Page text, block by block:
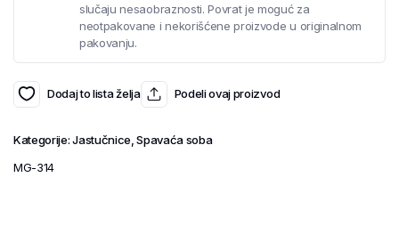
slučaju nesaobraznosti. Povrat je moguć za
neotpakovane i nekorišćene proizvode u originalnom
pakovanju.
Dodaj to lista želja Podeli ovaj proizvod
Kategorije:Jastučnice ,Spavaća soba
MG-314